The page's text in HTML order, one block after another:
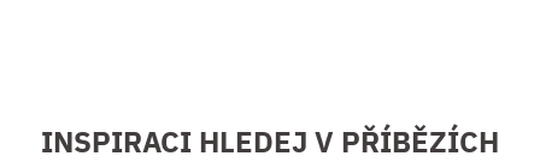
INSPIRACI HLEDEJ V PŘÍBĚZÍCH